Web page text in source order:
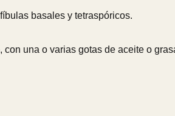
basales y tetraspóricos.
una o varias gotas de aceite o